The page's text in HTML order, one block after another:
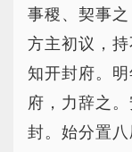
事稷、契事
方主初议，持
知开封府。
府，力辞之
封。始分置